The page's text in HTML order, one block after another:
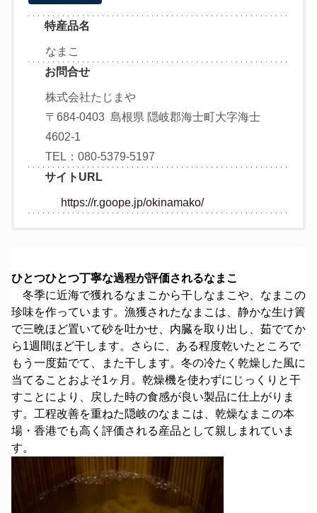
特産品名
なまこ
お問合せ
株式会社たじまや
〒684-0403  島根県 隠岐郡海士町大字海士
4602-1
TEL：080-5379-5197
サイトURL
https://r.goope.jp/okinamako/
ひとつひとつ丁寧な過程が評価されるなまこ
冬季に近海で獲れるなまこから干しなまこや、なまこの
珍味を作っています。漁獲されたなまこは、静かな生け簀
で三晩ほど置いて砂を吐かせ、内臓を取り出し、茹でてか
ら1週間ほど干します。さらに、ある程度乾いたところで
もう一度茹でて、また干します。冬の冷たく乾燥した風に
当てることおよそ1ヶ月。乾燥機を使わずにじっくりと干
すことにより、戻した時の食感が良い製品に仕上がりま
す。工程改善を重ねた隠岐のなまこは、乾燥なまこの本
場・香港でも高く評価される産品として親しまれていま
す。